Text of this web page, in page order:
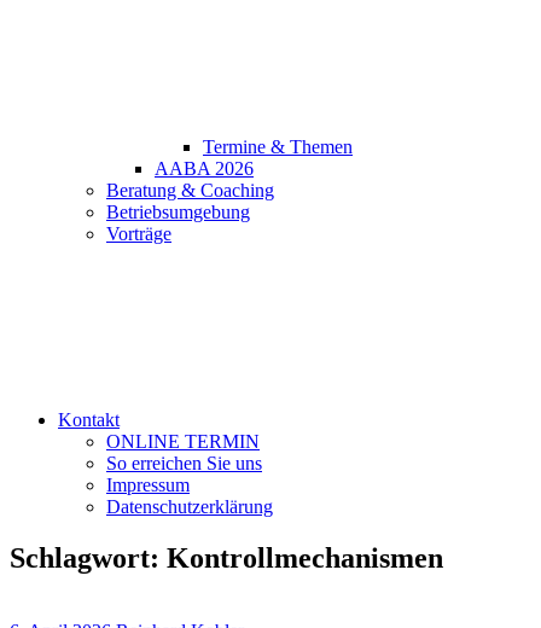
Termine & Themen
AABA 2026
Beratung & Coaching
Betriebsumgebung
Vorträge
Kontakt
ONLINE TERMIN
So erreichen Sie uns
Impressum
Datenschutzerklärung
Schlagwort: Kontrollmechanismen